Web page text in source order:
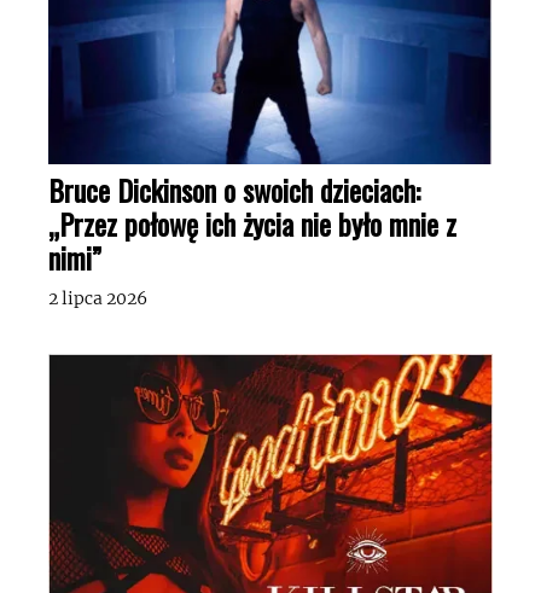
Bruce Dickinson o swoich dzieciach:
„Przez połowę ich życia nie było mnie z
nimi”
2 lipca 2026